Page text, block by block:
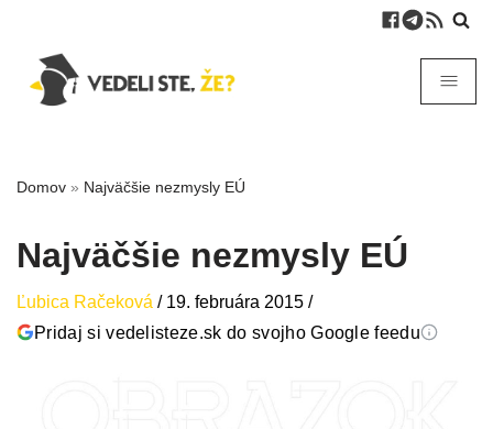
Domov » Najväčšie nezmysly EÚ
Najväčšie nezmysly EÚ
Ľubica Račeková / 19. februára 2015 /
Pridaj si vedelisteze.sk do svojho Google feedu